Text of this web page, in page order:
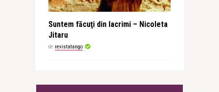
Suntem făcuţi din lacrimi – Nicoleta
Jitaru
de revistatango